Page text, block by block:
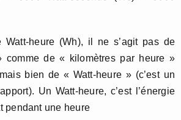
Watt-heure (Wh), il ne s’agit pas de
comme de « kilomètres par heure »
bien de « Watt-heure » (c’est un
Un Watt-heure, c’est l’énergie
pendant une heure